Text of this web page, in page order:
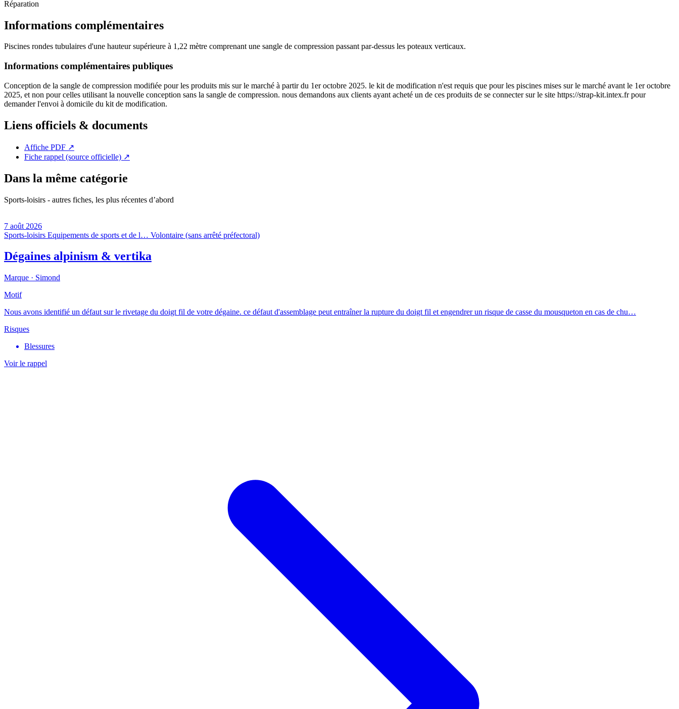
Réparation
Informations complémentaires
Piscines rondes tubulaires d'une hauteur supérieure à 1,22 mètre comprenant une sangle de compression passant par-dessus les poteaux verticaux.
Informations complémentaires publiques
Conception de la sangle de compression modifiée pour les produits mis sur le marché à partir du 1er octobre 2025. le kit de modification n'est requis que pour les piscines mises sur le marché avant le 1er octobre
2025, et non pour celles utilisant la nouvelle conception sans la sangle de compression. nous demandons aux clients ayant acheté un de ces produits de se connecter sur le site https://strap-kit.intex.fr pour
demander l'envoi à domicile du kit de modification.
Liens officiels & documents
Affiche PDF ↗
Fiche rappel (source officielle) ↗
Dans la même catégorie
Sports-loisirs - autres fiches, les plus récentes d’abord
7 août 2026
Sports-loisirs Equipements de sports et de l… Volontaire (sans arrêté préfectoral)
Dégaines alpinism & vertika
Marque · Simond
Motif
Nous avons identifié un défaut sur le rivetage du doigt fil de votre dégaine. ce défaut d'assemblage peut entraîner la rupture du doigt fil et engendrer un risque de casse du mousqueton en cas de chu…
Risques
Blessures
Voir le rappel